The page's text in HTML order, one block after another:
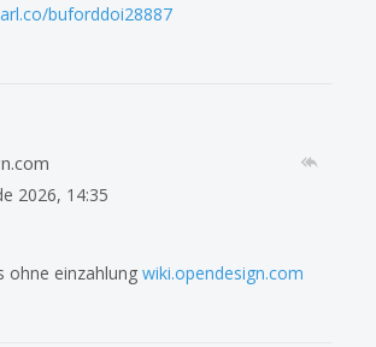
buforddoi28887
2026, 14:35
ohne einzahlung wiki.opendesign.com